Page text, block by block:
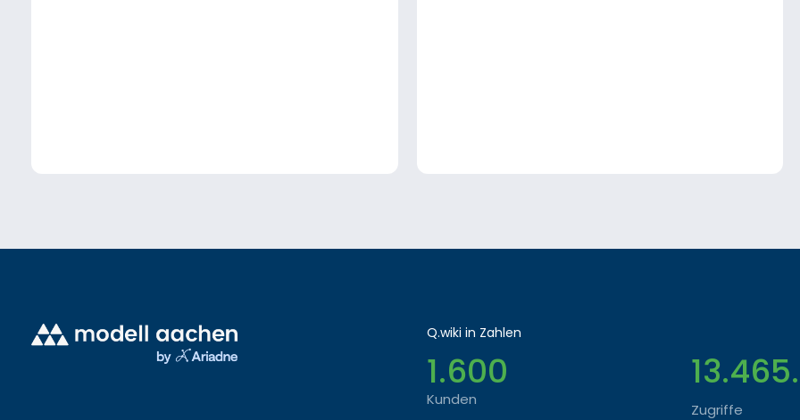
Q.wiki in Zahlen
1.600
Kunden
Zugriffe